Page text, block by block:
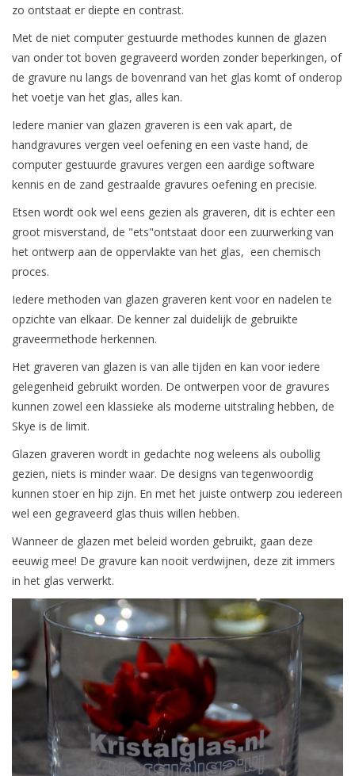
zo ontstaat er diepte en contrast.
Met de niet computer gestuurde methodes kunnen de glazen
van onder tot boven gegraveerd worden zonder beperkingen, of
de gravure nu langs de bovenrand van het glas komt of onderop
het voetje van het glas, alles kan.
Iedere manier van glazen graveren is een vak apart, de
handgravures vergen veel oefening en een vaste hand, de
computer gestuurde gravures vergen een aardige software
kennis en de zand gestraalde gravures oefening en precisie.
Etsen wordt ook wel eens gezien als graveren, dit is echter een
groot misverstand, de "ets"ontstaat door een zuurwerking van
het ontwerp aan de oppervlakte van het glas, een chemisch
proces.
Iedere methoden van glazen graveren kent voor en nadelen te
opzichte van elkaar. De kenner zal duidelijk de gebruikte
graveermethode herkennen.
Het graveren van glazen is van alle tijden en kan voor iedere
gelegenheid gebruikt worden. De ontwerpen voor de gravures
kunnen zowel een klassieke als moderne uitstraling hebben, de
Skye is de limit.
Glazen graveren wordt in gedachte nog weleens als oubollig
gezien, niets is minder waar. De designs van tegenwoordig
kunnen stoer en hip zijn. En met het juiste ontwerp zou iedereen
wel een gegraveerd glas thuis willen hebben.
Wanneer de glazen met beleid worden gebruikt, gaan deze
eeuwig mee! De gravure kan nooit verdwijnen, deze zit immers
in het glas verwerkt.